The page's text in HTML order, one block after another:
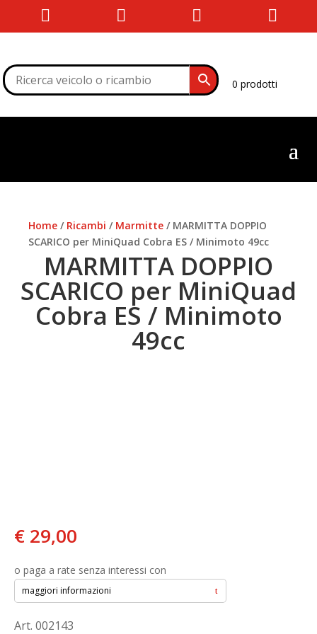
   
0 prodotti
Home / Ricambi / Marmitte / MARMITTA DOPPIO
SCARICO per MiniQuad Cobra ES / Minimoto 49cc
MARMITTA DOPPIO
SCARICO per MiniQuad
Cobra ES / Minimoto
49cc
€ 29,00
o paga a rate senza interessi con
maggiori informazioni
Art. 002143